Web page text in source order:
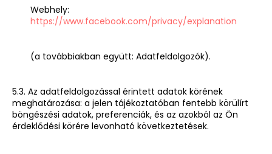
Webhely:
https://www.facebook.com/privacy/explanation
(a továbbiakban együtt: Adatfeldolgozók).
5.3. Az adatfeldolgozással érintett adatok körének
meghatározása: a jelen tájékoztatóban fentebb körülírt
böngészési adatok, preferenciák, és az azokból az Ön
érdeklődési körére levonható következtetések.